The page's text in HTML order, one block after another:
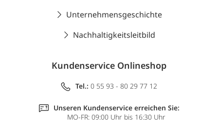
Unternehmensgeschichte
Nachhaltigkeitsleitbild
Kundenservice Onlineshop
Tel.: 0 55 93 - 80 29 77 12
Unseren Kundenservice erreichen Sie:
MO-FR: 09:00 Uhr bis 16:30 Uhr